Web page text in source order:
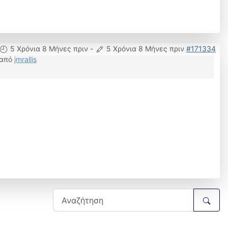
5 Χρόνια 8 Μήνες πριν - 5 Χρόνια 8 Μήνες πριν #171334
jmrallis